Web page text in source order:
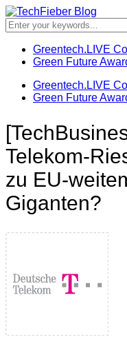
Greentech.LIVE
Green Future
Greentech.LIVE
Green Future
Telekom-
zu EU-
Giganten?